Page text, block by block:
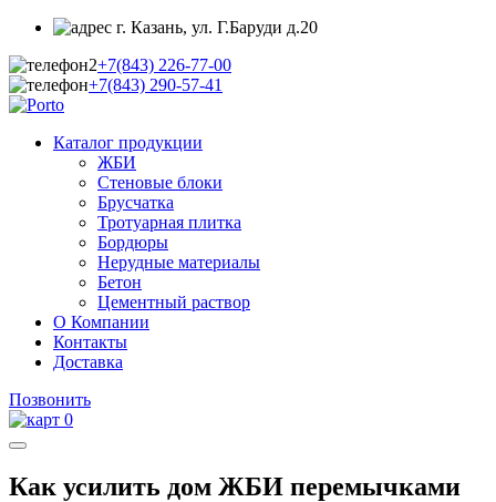
г. Казань, ул. Г.Баруди д.20
+7(843) 226-77-00
+7(843) 290-57-41
Каталог продукции
ЖБИ
Стеновые блоки
Брусчатка
Тротуарная плитка
Бордюры
Нерудные материалы
Бетон
Цементный раствор
О Компании
Контакты
Доставка
Позвонить
0
Как усилить дом ЖБИ перемычками